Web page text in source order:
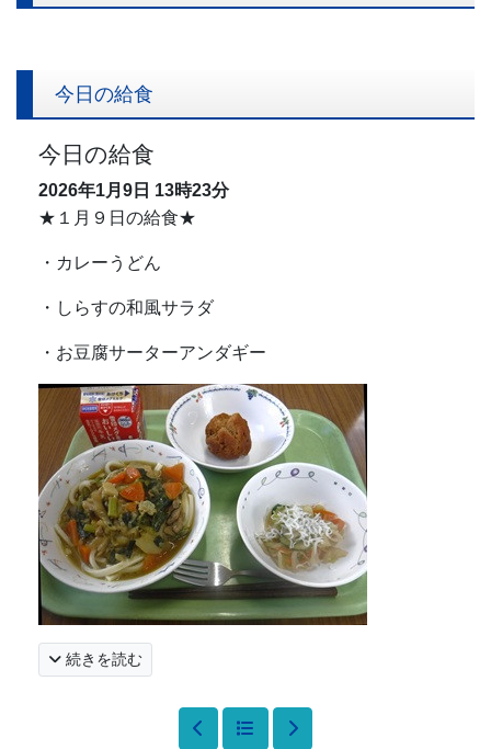
今日の給食
今日の給食
2026年1月9日 13時23分
★１月９日の給食★
・カレーうどん
・しらすの和風サラダ
・お豆腐サーターアンダギー
続きを読む